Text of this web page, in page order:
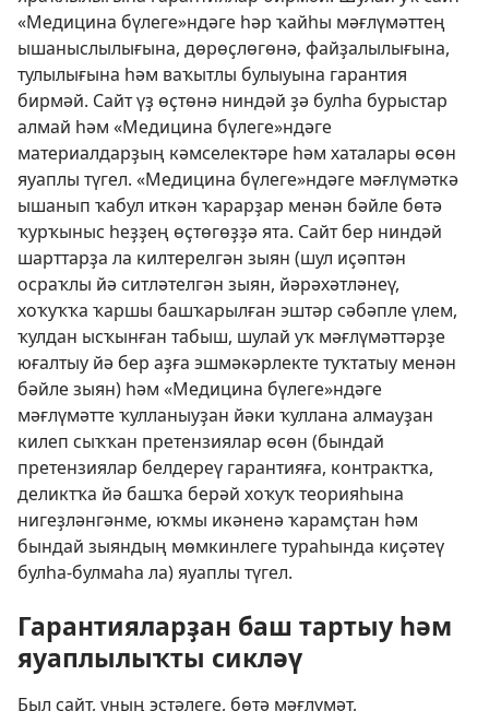
«Медицина бүлеге»ндәге һәр ҡайһы мәғлүмәттең
ышаныслылығына, дөрөҫлөгөнә, файҙалылығына,
тулылығына һәм ваҡытлы булыуына гарантия
бирмәй. Сайт үҙ өҫтөнә ниндәй ҙә булһа бурыстар
алмай һәм «Медицина бүлеге»ндәге
материалдарҙың кәмселектәре һәм хаталары өсөн
яуаплы түгел. «Медицина бүлеге»ндәге мәғлүмәткә
ышанып ҡабул иткән ҡарарҙар менән бәйле бөтә
ҡурҡыныс һеҙҙең өҫтөгөҙҙә ята. Сайт бер ниндәй
шарттарҙа ла килтерелгән зыян (шул иҫәптән
осраҡлы йә ситләтелгән зыян, йәрәхәтләнеү,
хоҡуҡҡа ҡаршы башҡарылған эштәр сәбәпле үлем,
ҡулдан ысҡынған табыш, шулай уҡ мәғлүмәттәрҙе
юғалтыу йә бер аҙға эшмәкәрлекте туҡтатыу менән
бәйле зыян) һәм «Медицина бүлеге»ндәге
мәғлүмәтте ҡулланыуҙан йәки ҡуллана алмауҙан
килеп сыҡҡан претензиялар өсөн (бындай
претензиялар белдереү гарантияға, контрактҡа,
деликтҡа йә башҡа берәй хоҡуҡ теорияһына
нигеҙләнгәнме, юҡмы икәненә ҡарамҫтан һәм
бындай зыяндың мөмкинлеге тураһында киҫәтеү
булһа-булмаһа ла) яуаплы түгел.
Гарантияларҙан баш тартыу һәм
яуаплылыҡты сикләү
Был сайт, уның эстәлеге, бөтә мәғлүмәт,